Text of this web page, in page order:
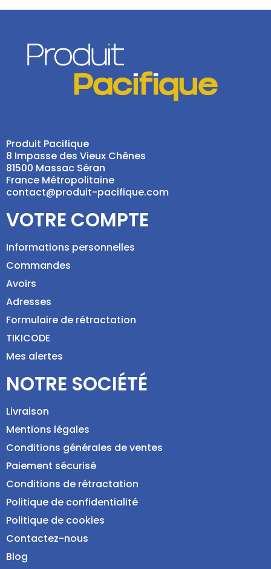
Produit Pacifique
8 Impasse des Vieux Chênes
81500 Massac Séran
France Métropolitaine
contact@produit-pacifique.com
VOTRE COMPTE
Informations personnelles
Commandes
Avoirs
Adresses
Formulaire de rétractation
TIKICODE
Mes alertes
NOTRE SOCIÉTÉ
Livraison
Mentions légales
Conditions générales de ventes
Paiement sécurisé
Conditions de rétractation
Politique de confidentialité
Politique de cookies
Contactez-nous
Blog